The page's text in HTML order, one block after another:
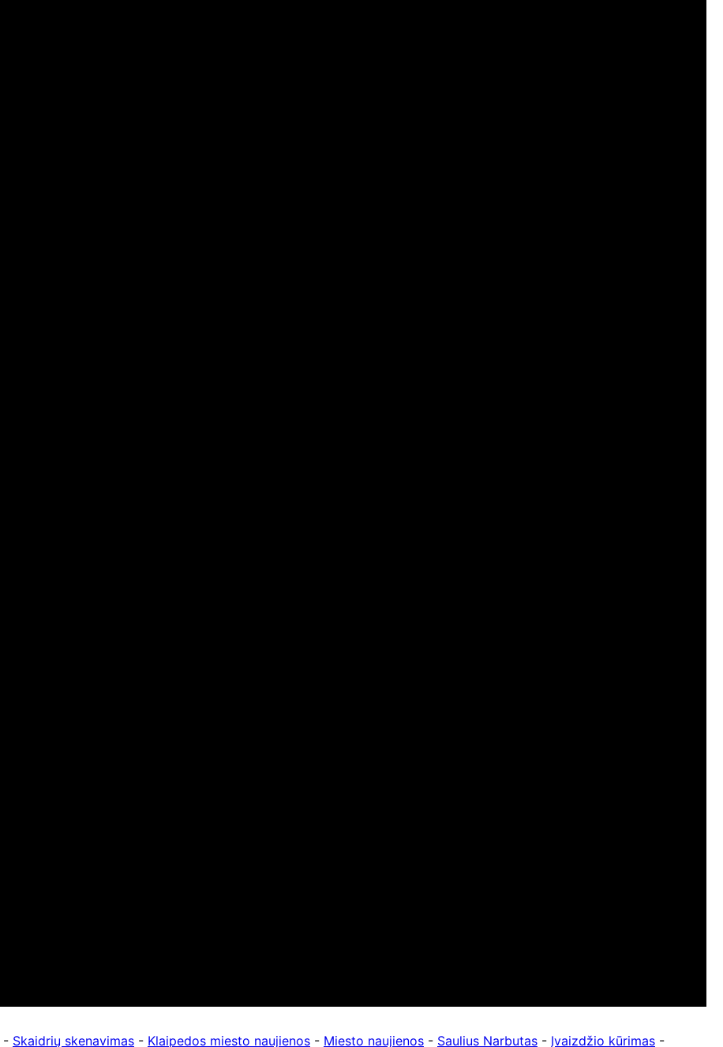
- Skaidrių skenavimas - Klaipedos miesto naujienos - Miesto naujienos - Saulius Narbutas - Įvaizdžio kūrimas -